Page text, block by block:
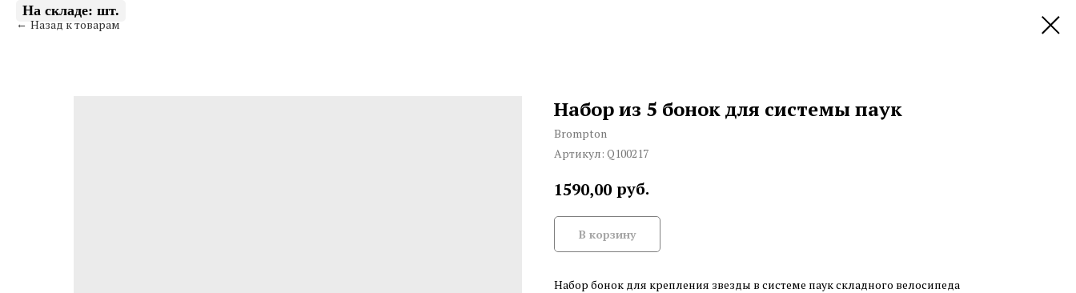
Назад к товарам
Набор из 5 бонок для системы паук
Brompton
Артикул: Q100217
1590,00 руб.
В корзину
Набор бонок для крепления звезды в системе паук складного велосипеда